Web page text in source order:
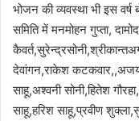
भोजन की व्यवस्था भी इस
समिति में मनमोहन गुप्ता,
देवांगन,राकेश कटकवार,,अजय
साहू,अश्वनी सोनी,हितेश
साहू,हरिश साहू,प्रवीण